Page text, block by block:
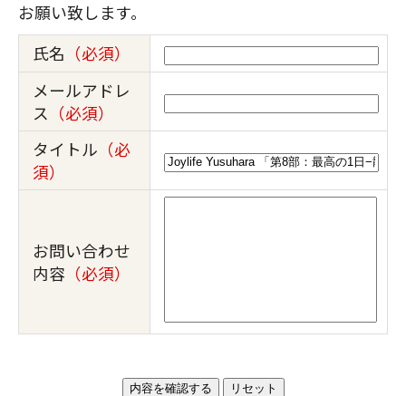
お願い致します。
氏名 （必須）
メールアドレ
ス （必須）
タイトル （必
須）
お問い合わせ
内容 （必須）